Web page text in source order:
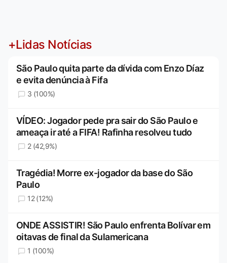
+Lidas Notícias
São Paulo quita parte da dívida com Enzo Díaz
e evita denúncia à Fifa
3 (100%)
VÍDEO: Jogador pede pra sair do São Paulo e
ameaça ir até a FIFA! Rafinha resolveu tudo
2 (42,9%)
Tragédia! Morre ex-jogador da base do São
Paulo
12 (12%)
ONDE ASSISTIR! São Paulo enfrenta Bolívar em
oitavas de final da Sulamericana
1 (100%)